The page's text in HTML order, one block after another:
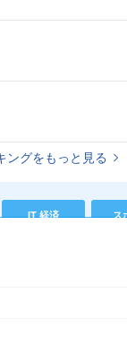
ングをもっと見る
IT 経済 ス